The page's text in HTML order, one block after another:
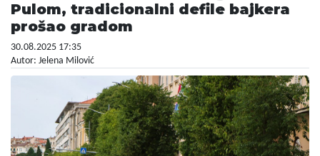
Pulom, tradicionalni defile bajkera
prošao gradom
30.08.2025 17:35
Autor: Jelena Milović